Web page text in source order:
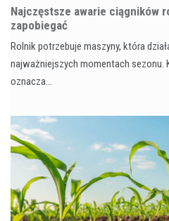
Najczęstsze awarie ciągników
zapobiegać
Rolnik potrzebuje maszyny, która
najważniejszych momentach sezonu.
oznacza…